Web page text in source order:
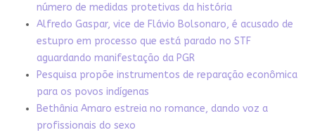
número de medidas protetivas da história
Alfredo Gaspar, vice de Flávio Bolsonaro, é acusado de
estupro em processo que está parado no STF
aguardando manifestação da PGR
Pesquisa propõe instrumentos de reparação econômica
para os povos indígenas
Bethânia Amaro estreia no romance, dando voz a
profissionais do sexo